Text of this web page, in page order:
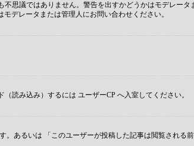
思議ではありません。警告を出すかどうかはモデレータ
デレータまたは管理人にお問い合わせください。
読み込み）するには ユーザーCP へ入室してください。
あるいは 「このユーザーが投稿した記事は閲覧される